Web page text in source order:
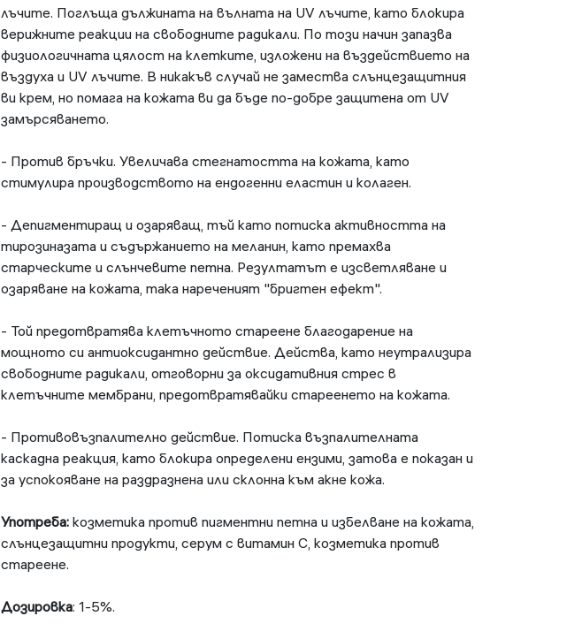
лъчите. Поглъща дължината на вълната на UV лъчите, като блокира
верижните реакции на свободните радикали. По този начин запазва
физиологичната цялост на клетките, изложени на въздействието на
въздуха и UV лъчите. В никакъв случай не замества слънцезащитния
ви крем, но помага на кожата ви да бъде по-добре защитена от UV
замърсяването.
- Против бръчки. Увеличава стегнатостта на кожата, като
стимулира производството на ендогенни еластин и колаген.
- Депигментиращ и озаряващ, тъй като потиска активността на
тирозиназата и съдържанието на меланин, като премахва
старческите и слънчевите петна. Резултатът е изсветляване и
озаряване на кожата, така нареченият "бригтен ефект".
- Той предотвратява клетъчното стареене благодарение на
мощното си антиоксидантно действие. Действа, като неутрализира
свободните радикали, отговорни за оксидативния стрес в
клетъчните мембрани, предотвратявайки стареенето на кожата.
- Противовъзпалително действие. Потиска възпалителната
каскадна реакция, като блокира определени ензими, затова е показан и
за успокояване на раздразнена или склонна към акне кожа.
Употреба: козметика против пигментни петна и избелване на кожата,
слънцезащитни продукти, серум с витамин С, козметика против
стареене.
Дозировка: 1-5%.